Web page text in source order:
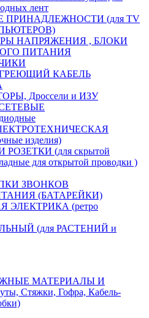
лент
ПРИНАДЛЕЖНОСТИ (для TV
НАПРЯЖЕНИЯ , БЛОКИ
ПИТАНИЯ
КАБЕЛЬ
Дроссели и ИЗУ
изделия)
(для скрытой
для открытой проводки )
ЗВОНКОВ
(БАТАРЕЙКИ)
ЭЛЕКТРИКА (ретро
(для РАСТЕНИЙ и
МАТЕРИАЛЫ И
Стяжки, Гофра, Кабель-